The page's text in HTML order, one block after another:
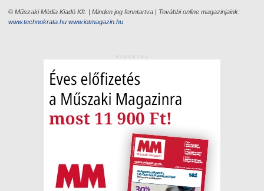
© Műszaki Média Kiadó Kft. | Minden jog fenntartva | További online magazinjaink:
www.technokrata.hu www.iotmagazin.hu
HIRDETÉS